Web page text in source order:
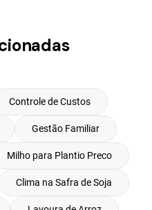
Controle de Custos
Gestão Familiar
Milho para Plantio Preco
Clima na Safra de Soja